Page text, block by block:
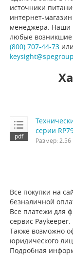
источники
интернет-
менеджера. Наши
любые возникшие
(800) 707-44-73
серии
Размер:
Все покупки на
безналичной
Все платежи для
сервис Paykeeper.
Также возможно
юридического
Подробная